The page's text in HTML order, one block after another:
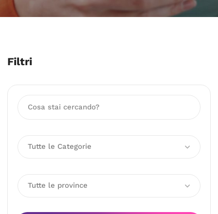
Filtri
Tutte le Categorie
Tutte le province